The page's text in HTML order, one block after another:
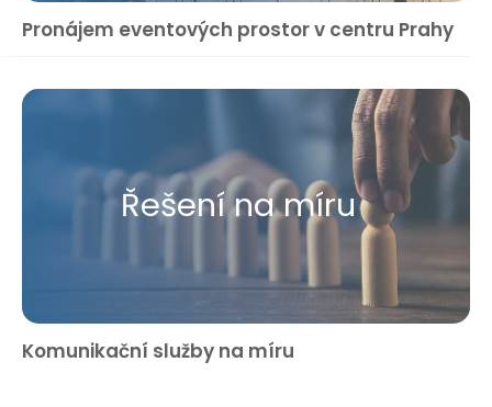
Pronájem eventových prostor v centru Prahy
Řešení na míru
Komunikační služby na míru